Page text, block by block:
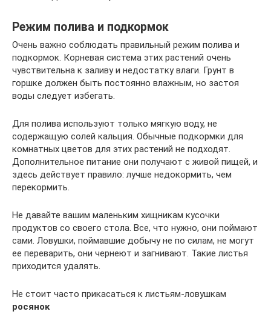
Режим полива и подкормок
Очень важно соблюдать правильный режим полива и
подкормок. Корневая система этих растений очень
чувствительна к заливу и недостатку влаги. Грунт в
горшке должен быть постоянно влажным, но застоя
воды следует избегать.
Для полива используют только мягкую воду, не
содержащую солей кальция. Обычные подкормки для
комнатных цветов для этих растений не подходят.
Дополнительное питание они получают с живой пищей, и
здесь действует правило: лучше недокормить, чем
перекормить.
Не давайте вашим маленьким хищникам кусочки
продуктов со своего стола. Все, что нужно, они поймают
сами. Ловушки, поймавшие добычу не по силам, не могут
ее переварить, они чернеют и загнивают. Такие листья
приходится удалять.
Не стоит часто прикасаться к листьям-ловушкам
росянок